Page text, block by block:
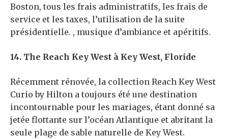
Boston, tous les frais administratifs, les frais de
service et les taxes, l’utilisation de la suite
présidentielle. , musique d’ambiance et apéritifs.
14. The Reach Key West à Key West, Floride
Récemment rénovée, la collection Reach Key West
Curio by Hilton a toujours été une destination
incontournable pour les mariages, étant donné sa
jetée flottante sur l’océan Atlantique et abritant la
seule plage de sable naturelle de Key West.